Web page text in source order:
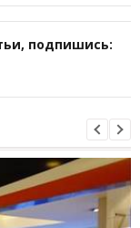
подпишись: